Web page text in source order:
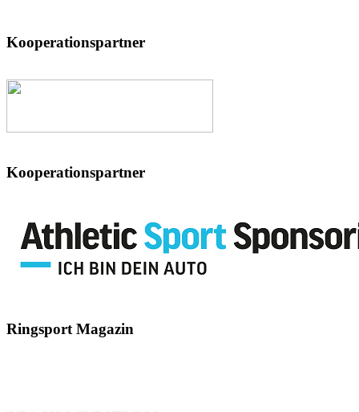
Kooperationspartner
Kooperationspartner
Ringsport Magazin